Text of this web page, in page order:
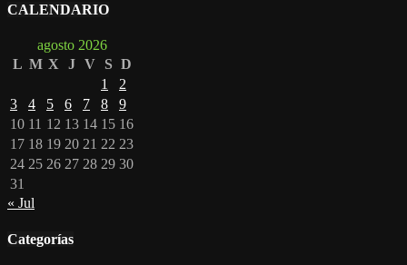
CALENDARIO
agosto 2026
L M X J V S D
1
2
3
4 5 6 7 8
9
10 11 12 13 14 15 16
17 18 19 20 21 22 23
24 25 26 27 28 29 30
31
« Jul
Categorías